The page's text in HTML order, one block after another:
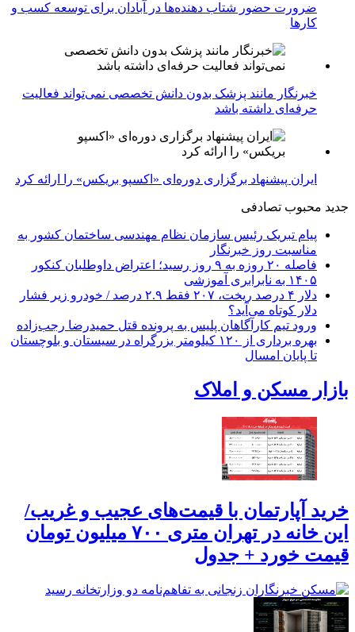
ضرورت حضور شتاب ‌دهنده‌ها در آبادان برای توسعه کسب‌ و
کارها
خبرنگار مانند پزشک بدون دانش تخصصی نمی‌تواند فعالیت
حرفه‌ای داشته باشد
ایران پیشنهاد برگزاری دوره‌ای «اکسپو بریکس» را ارائه کرد
جدید محبوب تصادفی
پیام تبریک رئیس سازمان نظام مهندسی ساختمان کشور به
مناسبت روز خبرنگار
فاصله ۲۰ روزه به ۹ روز رسید؛ اعتراض داوطلبان کنکور
۱۴۰۵ به نابرابری آموزشی
دلار ۴ درصد ریخت، ۲۰۷ فقط ۲.۹ درصد / خودرو زیر فشار
دلار کوتاه می‌آید؟
ورود تیم کارآگاهان پلیس به پرونده قتل حمیدرضا رجب‌زاده
بهره برداری از ۱۲۰ کیلومتر بزرگراه در سیستان و بلوچستان
تا پایان امسال
بازار مسکن و املاک
خرید آپارتمان با قیمت‌های عجیب و غریب/
این خانه در تهران متری ۷۰۰ میلیون تومان
قیمت خورد + جدول